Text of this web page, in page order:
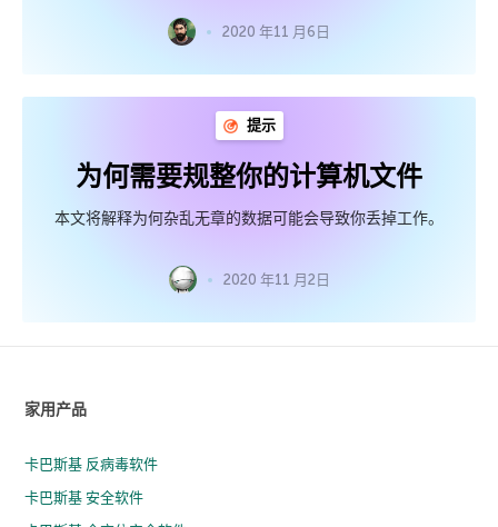
2020 年11 月6日
提示
为何需要规整你的计算机文件
本文将解释为何杂乱无章的数据可能会导致你丢掉工作。
2020 年11 月2日
家用产品
卡巴斯基 反病毒软件
卡巴斯基 安全软件